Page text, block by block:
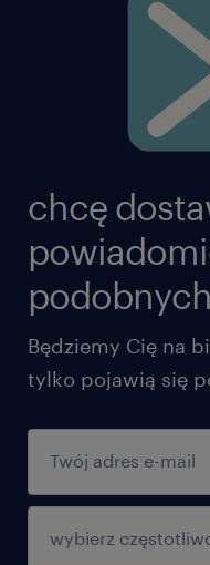
chcę
Będziemy Cię na
tylko pojawią się